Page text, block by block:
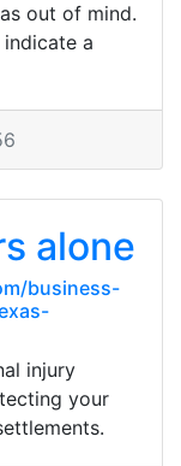
out of mind.
a
alone
business-
injury
your